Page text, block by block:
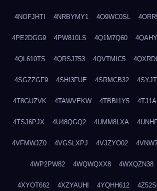
4NOFJHTI 4NRBYMY1 4O9WC0SL
4PE2DGG9 4PW810LS 4Q1M7Q60
4QL610TS 4QRSJ753 4QVTMIC5
4SGZZGF9 4SHI3FUE 4SRMCB32
4T8GUZVK 4TAWVEKW 4TBBI1Y5
4TSJ6PJX 4U48QGQ2 4UMM8LXA
4VFMWJZ0 4VGSLXPJ 4VJZYO02
4WP2PW82 4WQWQXX8 4WXQZN38
4XYOT662 4XZYAUHI 4YQHH612